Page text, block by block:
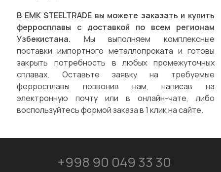
В ЕМК STEELTRADE вы можете заказать и купить
ферросплавы с доставкой по всем регионам
Узбекистана. Мы выполняем комплексные
поставки импортного металлопроката и готовы
закрыть потребность в любых промежуточных
сплавах. Оставьте заявку на требуемые
ферросплавы позвонив нам, написав на
электронную почту или в онлайн-чате, либо
воспользуйтесь формой заказа в 1 клик на сайте.
+998 90 049 33 30